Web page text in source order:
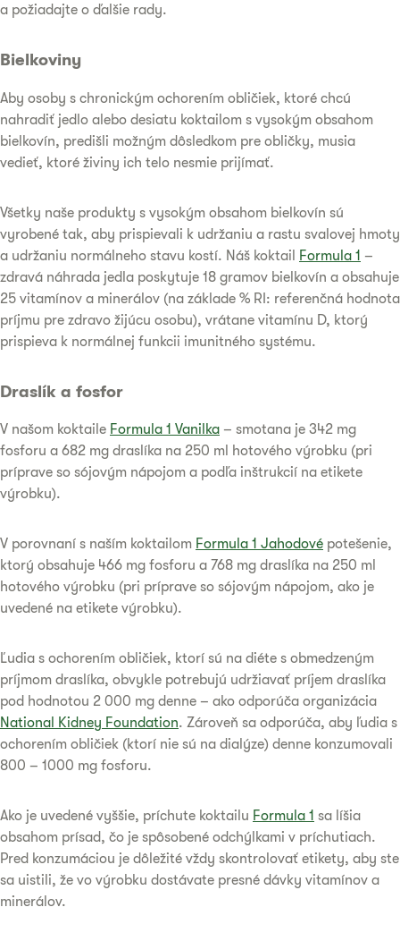
a požiadajte o ďalšie rady.
Bielkoviny
Aby osoby s chronickým ochorením obličiek, ktoré chcú
nahradiť jedlo alebo desiatu koktailom s vysokým obsahom
bielkovín, predišli možným dôsledkom pre obličky, musia
vedieť, ktoré živiny ich telo nesmie prijímať.
Všetky naše produkty s vysokým obsahom bielkovín sú
vyrobené tak, aby prispievali k udržaniu a rastu svalovej hmoty
a udržaniu normálneho stavu kostí. Náš koktail
Formula 1 –
zdravá náhrada jedla poskytuje 18 gramov bielkovín a obsahuje
25 vitamínov a minerálov (na základe % RI: referenčná hodnota
príjmu pre zdravo žijúcu osobu), vrátane vitamínu D, ktorý
prispieva k normálnej funkcii imunitného systému.
Draslík a fosfor
V našom koktaile Formula 1 Vanilka – smotana je 342 mg
fosforu a 682 mg draslíka na 250 ml hotového výrobku (pri
príprave so sójovým nápojom a podľa inštrukcií na etikete
výrobku).
V porovnaní s naším koktailom Formula 1 Jahodové potešenie,
ktorý obsahuje 466 mg fosforu a 768 mg draslíka na 250 ml
hotového výrobku (pri príprave so sójovým nápojom, ako je
uvedené na etikete výrobku).
Ľudia s ochorením obličiek, ktorí sú na diéte s obmedzeným
príjmom draslíka, obvykle potrebujú udržiavať príjem draslíka
pod hodnotou 2 000 mg denne – ako odporúča organizácia
National Kidney Foundation. Zároveň sa odporúča, aby ľudia s
ochorením obličiek (ktorí nie sú na dialýze) denne konzumovali
800 – 1000 mg fosforu.
Ako je uvedené vyššie, príchute koktailu Formula 1 sa líšia
obsahom prísad, čo je spôsobené odchýlkami v príchutiach.
Pred konzumáciou je dôležité vždy skontrolovať etikety, aby ste
sa uistili, že vo výrobku dostávate presné dávky vitamínov a
minerálov.